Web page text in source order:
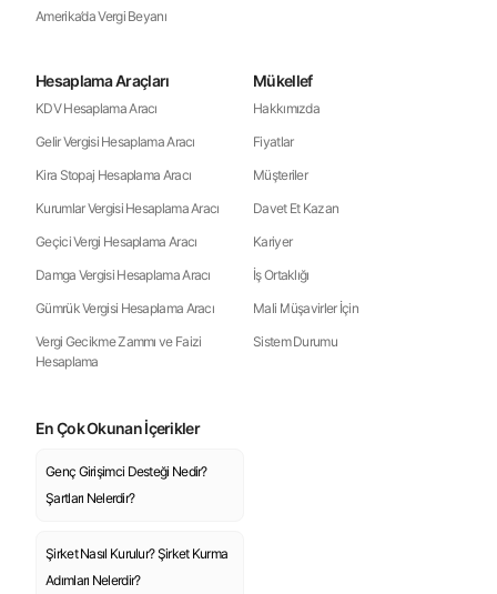
Amerika’da Vergi Beyanı
Hesaplama Araçları
KDV Hesaplama Aracı
Gelir Vergisi Hesaplama Aracı
Kira Stopaj Hesaplama Aracı
Kurumlar Vergisi Hesaplama Aracı
Geçici Vergi Hesaplama Aracı
Damga Vergisi Hesaplama Aracı
Gümrük Vergisi Hesaplama Aracı
Vergi Gecikme Zammı ve Faizi
Hesaplama
Mükellef
Hakkımızda
Fiyatlar
Müşteriler
Davet Et Kazan
Kariyer
İş Ortaklığı
Mali Müşavirler İçin
Sistem Durumu
En Çok Okunan İçerikler
Genç Girişimci Desteği Nedir?
Şartları Nelerdir?
Şirket Nasıl Kurulur? Şirket Kurma
Adımları Nelerdir?